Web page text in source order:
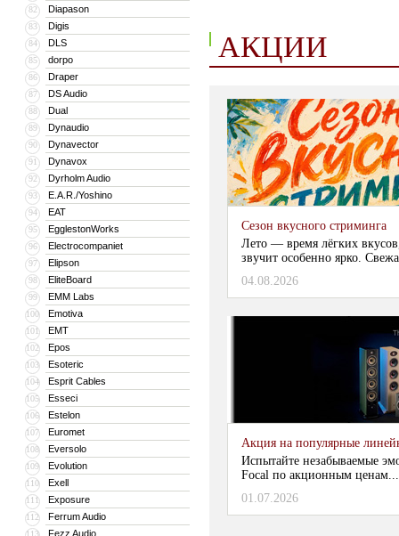
82 Diapason
83 Digis
84 DLS
85 dorpo
86 Draper
87 DS Audio
88 Dual
89 Dynaudio
90 Dynavector
91 Dynavox
92 Dyrholm Audio
93 E.A.R./Yoshino
94 EAT
95 EgglestonWorks
96 Electrocompaniet
97 Elipson
98 EliteBoard
99 EMM Labs
100 Emotiva
101 EMT
102 Epos
103 Esoteric
104 Esprit Cables
105 Esseci
106 Estelon
107 Euromet
108 Eversolo
109 Evolution
110 Exell
111 Exposure
112 Ferrum Audio
113 Fezz Audio
АКЦИИ
Сезон вкусного стриминга
Лето — время лёгких
звучит особенно ярко.
04.08.2026
Акция на популярные
Испытайте незабываемые
Focal по акционным
01.07.2026